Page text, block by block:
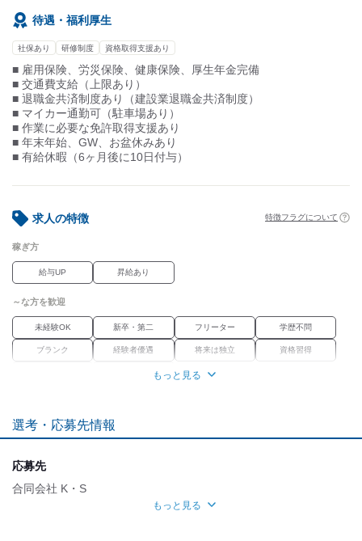
【こんな方が活躍中】
◇現場での迅速な作業と確実な仕上がりを心がける方
◇多様な現場業務に柔軟に対応できる方
◇規律を守り、安全第一で業務を遂行する方
待遇・福利厚生
社保あり 研修制度 資格取得支援あり
■ 雇用保険、労災保険、健康保険、厚生年金完備
■ 交通費支給（上限あり）
■ 退職金共済制度あり（建設業退職金共済制度）
■ マイカー通勤可（駐車場あり）
■ 作業に必要な免許取得支援あり
■ 年末年始、GW、お盆休みあり
■ 有給休暇（6ヶ月後に10日付与）
求人の特徴 特徴フラグについて
稼ぎ方
給与UP 昇給あり
～な方を歓迎
未経験OK 新卒・第二 フリーター 学歴不問
ブランク 経験者優遇 将来は独立 資格習得
職種未経験OK
車通勤OK 禁煙・分煙
交通費有
もっと見る
選考・応募先情報
応募先
合同会社 K・S
もっと見る